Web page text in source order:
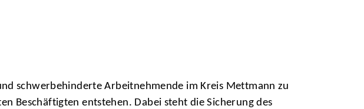
schwerbehinderte Arbeitnehmende im Kreis Mettmann zu
Beschäftigten entstehen. Dabei steht die Sicherung des